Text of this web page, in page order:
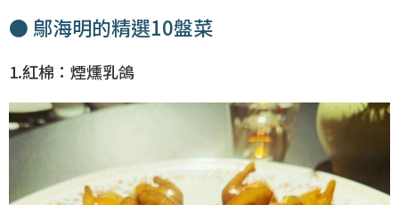
● 鄔海明的精選10盤菜
1.紅棉：煙燻乳鴿